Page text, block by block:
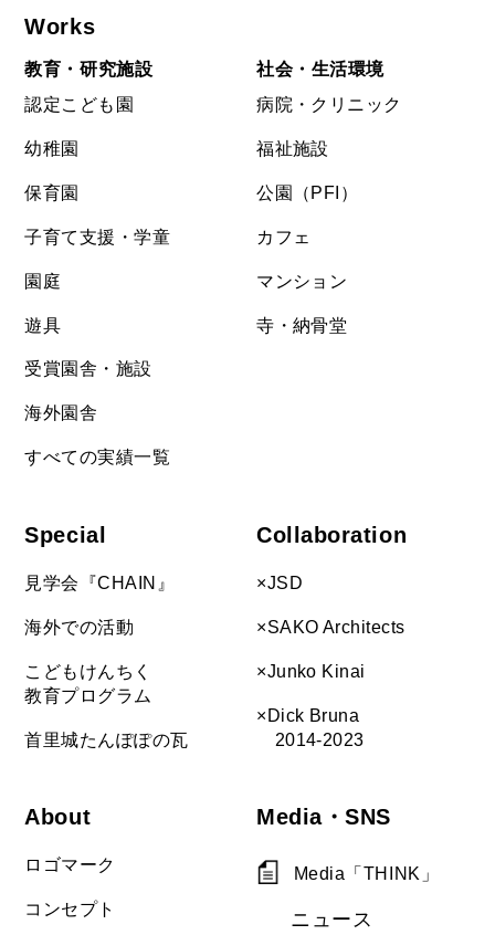
Works
教育・研究施設
認定こども園
幼稚園
保育園
子育て支援・学童
園庭
遊具
受賞園舎・施設
海外園舎
すべての実績一覧
社会・生活環境
病院・クリニック
福祉施設
公園（PFI）
カフェ
マンション
寺・納骨堂
Special
見学会『CHAIN』
海外での活動
こどもけんちく
教育プログラム
首里城たんぽぽの瓦
Collaboration
×JSD
×SAKO Architects
×Junko Kinai
×Dick Bruna
2014-2023
About
ロゴマーク
コンセプト
Media・SNS
Media「THINK」
ニュース